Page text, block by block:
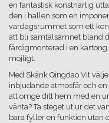
en fantastisk konstnärlig
den i hallen som en
vardagsrummet som ett
att bli samtalsämnet bland
färdigmonterad i en
möjligt.
Med Skänk Qingdao Vit
inbjudande atmosfär och
att omge ditt hem med en
vänta? Ta steget ut ur det
bara fyller en funktion utan